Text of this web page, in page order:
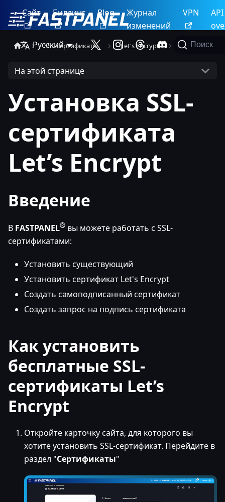
Сайт Биллинг Blog
Журнал
изменений
VPN
API
Русский
Поиск
SSL-сертификаты Let's Encrypt Выпуск
На этой странице
Установка SSL-
сертификата
Let’s Encrypt
Введение
В FASTPANEL® вы можете работать с SSL-
сертификатами:
Установить существующий
Установить сертификат Let's Encrypt
Создать самоподписанный сертификат
Создать запрос на подпись сертификата
Как установить
бесплатные SSL-
сертификаты Let’s
Encrypt
Откройте карточку сайта, для которого вы
хотите установить SSL-сертификат. Перейдите в
раздел "Сертификаты"